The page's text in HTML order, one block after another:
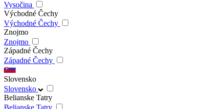
Vysočina
Východné Čechy
Východné Čechy
Znojmo
Znojmo
Západné Čechy
Západné Čechy
Slovensko
Slovensko
Belianske Tatry